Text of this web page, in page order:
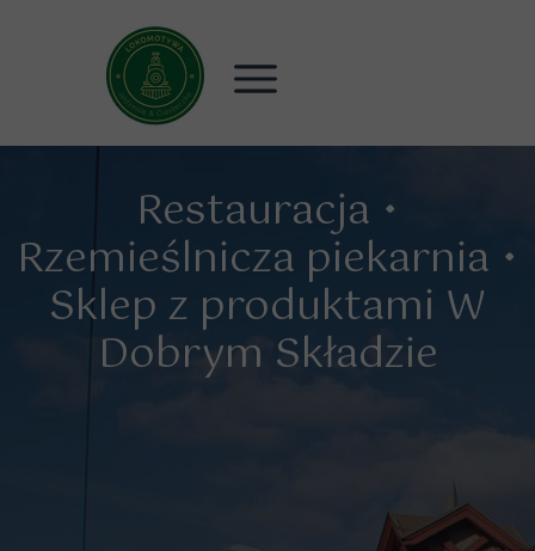
Restauracja •
Rzemieślnicza piekarnia •
Sklep z produktami W
Dobrym Składzie